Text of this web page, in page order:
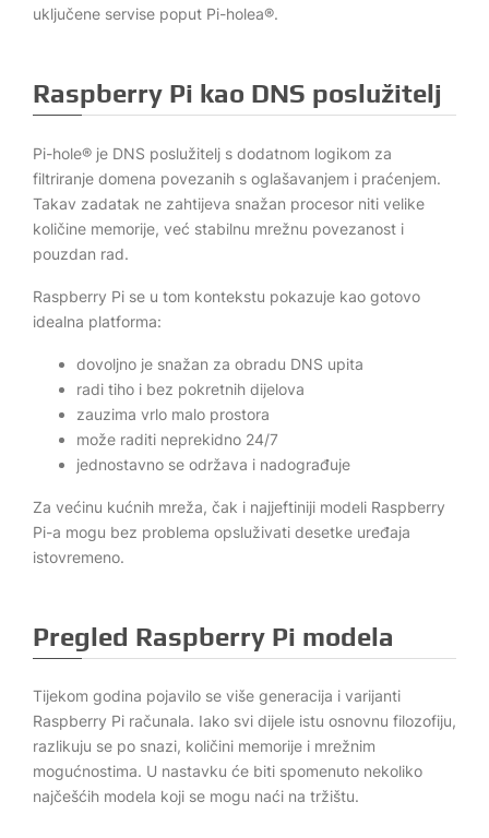
uključene servise poput Pi-holea®.
Raspberry Pi kao DNS poslužitelj
Pi-hole® je DNS poslužitelj s dodatnom logikom za
filtriranje domena povezanih s oglašavanjem i praćenjem.
Takav zadatak ne zahtijeva snažan procesor niti velike
količine memorije, već stabilnu mrežnu povezanost i
pouzdan rad.
Raspberry Pi se u tom kontekstu pokazuje kao gotovo
idealna platforma:
dovoljno je snažan za obradu DNS upita
radi tiho i bez pokretnih dijelova
zauzima vrlo malo prostora
može raditi neprekidno 24/7
jednostavno se održava i nadograđuje
Za većinu kućnih mreža, čak i najjeftiniji modeli Raspberry
Pi-a mogu bez problema opsluživati desetke uređaja
istovremeno.
Pregled Raspberry Pi modela
Tijekom godina pojavilo se više generacija i varijanti
Raspberry Pi računala. Iako svi dijele istu osnovnu filozofiju,
razlikuju se po snazi, količini memorije i mrežnim
mogućnostima. U nastavku će biti spomenuto nekoliko
najčešćih modela koji se mogu naći na tržištu.